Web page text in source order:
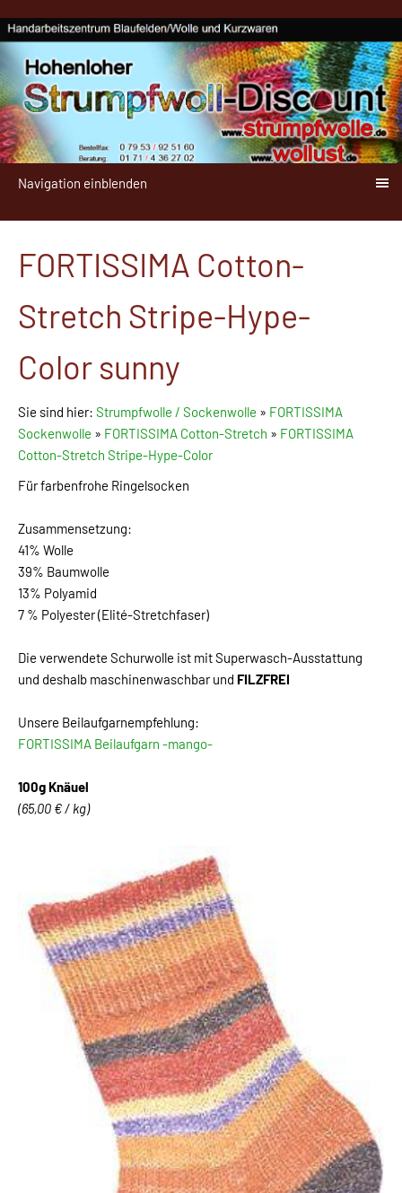
Navigation einblenden
FORTISSIMA Cotton-
Stretch Stripe-Hype-
Color sunny
Sie sind hier: Strumpfwolle / Sockenwolle » FORTISSIMA
Sockenwolle » FORTISSIMA Cotton-Stretch » FORTISSIMA
Cotton-Stretch Stripe-Hype-Color
Für farbenfrohe Ringelsocken
Zusammensetzung:
41% Wolle
39% Baumwolle
13% Polyamid
7 % Polyester (Elité-Stretchfaser)
Die verwendete Schurwolle ist mit Superwasch-Ausstattung
und deshalb maschinenwaschbar und FILZFREI
Unsere Beilaufgarnempfehlung:
FORTISSIMA Beilaufgarn -mango-
100g Knäuel
(65,00 € / kg)